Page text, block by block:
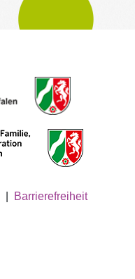
Barrierefreiheit